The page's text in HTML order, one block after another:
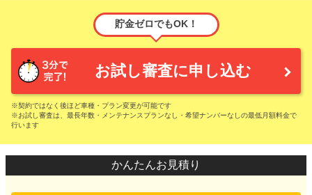
貯金ゼロでもOK！
お試し審査に申し込む
※契約ではなく後ほど車種・プラン変更が可能です
※お試し審査は、最長年数・メンテナンスプランなし・希望ナンバーなしの最低月額料金で
行います
かんたんお見積り